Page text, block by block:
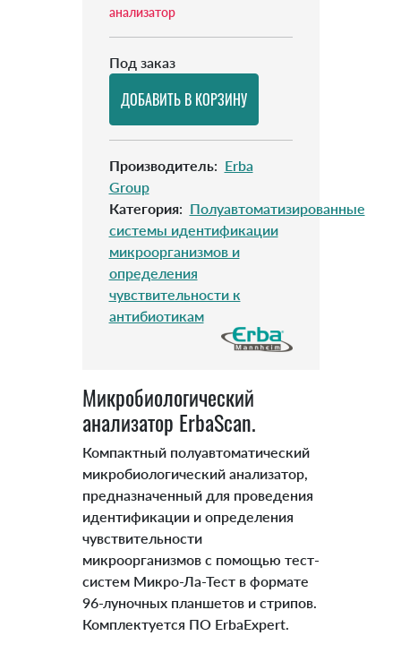
анализатор
Под заказ
Производитель: Erba
Group
Категория: Полуавтоматизированные
системы идентификации
микроорганизмов и
определения
чувствительности к
антибиотикам
Микробиологический
анализатор ErbaScan.
Компактный полуавтоматический
микробиологический анализатор,
предназначенный для проведения
идентификации и определения
чувствительности
микроорганизмов с помощью тест-
систем Микро-Ла-Тест в формате
96-луночных планшетов и стрипов.
Комплектуется ПО ErbaExpert.